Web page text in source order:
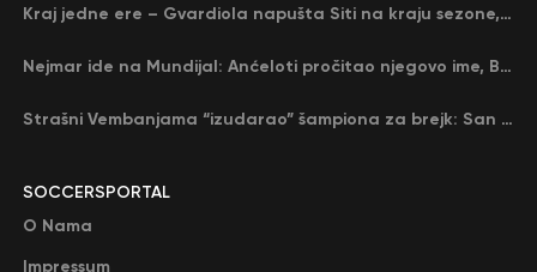
SOCCERSPORTAL
O Nama
Impressum
Kraj jedne ere – Gvardiola napušta Siti na kraju sezone, menja ga njegov nekadašnji rival
Nejmar ide na Mundijal: Anćeloti pročitao njegovo ime, Brazil u delirijumu (VIDEO)
Strašni Vembanjama “izudarao” šampiona za brejk: San Antonio poveo protiv Oklahome